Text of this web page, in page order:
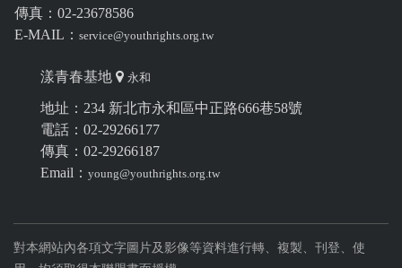
傳真：02-23678586
E-MAIL： service@youthrights.org.tw
漾青春基地 永和
地址：234 新北市永和區中正路666巷58號
電話：02-29266177
傳真：02-29266187
Email： young@youthrights.org.tw
對本網站內各項文字圖片及影像等資料進行轉、複製、刊登、使